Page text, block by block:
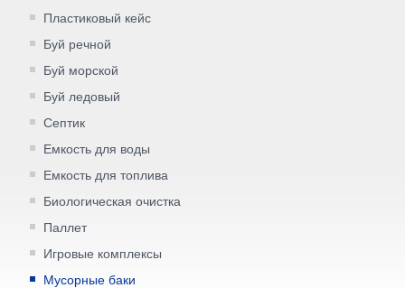
Пластиковый кейс
Буй речной
Буй морской
Буй ледовый
Септик
Емкость для воды
Емкость для топлива
Биологическая очистка
Паллет
Игровые комплексы
Мусорные баки